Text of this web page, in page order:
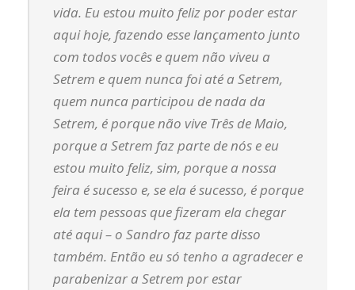
vida. Eu estou muito feliz por poder estar
aqui hoje, fazendo esse lançamento junto
com todos vocês e quem não viveu a
Setrem e quem nunca foi até a Setrem,
quem nunca participou de nada da
Setrem, é porque não vive Três de Maio,
porque a Setrem faz parte de nós e eu
estou muito feliz, sim, porque a nossa
feira é sucesso e, se ela é sucesso, é porque
ela tem pessoas que fizeram ela chegar
até aqui – o Sandro faz parte disso
também. Então eu só tenho a agradecer e
parabenizar a Setrem por estar